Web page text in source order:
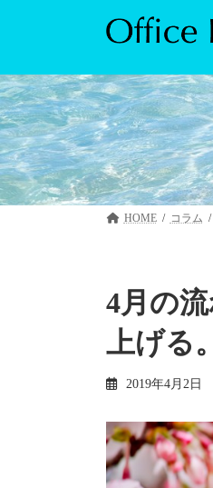
ツ
へ
ス
キ
ッ
プ
シ
ョ
ン
に
移
動
HOME コラム
4月の
上げる。
2019年4月2日